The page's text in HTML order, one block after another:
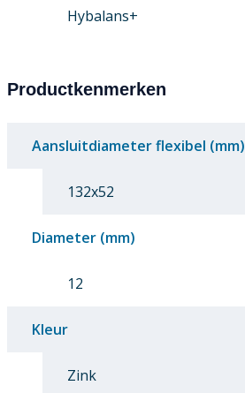
Hybalans+
Productkenmerken
Aansluitdiameter flexibel (mm)
132x52
Diameter (mm)
12
Kleur
Zink